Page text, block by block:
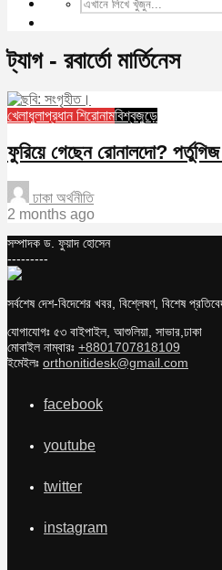
ট্যাগ - রবার্তো মার্তিনেস
খেলাধুলাপ্রধান শিরোনামবিশ্বজুড়ে
ফুরিয়ে গেছেন রোনালদো? পর্তুগিজ
ঢাকা অর্থনীতি
2 months ago
সম্পাদক ড. ফুয়াদ হোসেন
---------
সর্বশেষ দেশ-বিদেশের খবর, বিশ্লেষণ, বিশেষ
যোগাযোগঃ ৫৩ বাইপাইল, আশুলিয়া, সাভার,ঢাকা
মোবাইল নাম্বারঃ +8801707818109
ইমেইলঃ orthonitidesk@gmail.com
facebook
youtube
twitter
instagram